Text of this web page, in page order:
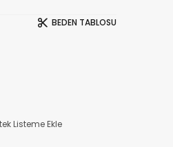
BEDEN TABLOSU
Listeme Ekle